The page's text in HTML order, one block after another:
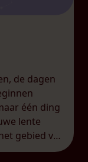
de dagen
één ding
lente
gebied van